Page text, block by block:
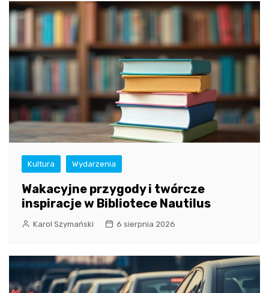
Kultura Wydarzenia
Wakacyjne przygody i twórcze
inspiracje w Bibliotece Nautilus
Karol Szymański 6 sierpnia 2026